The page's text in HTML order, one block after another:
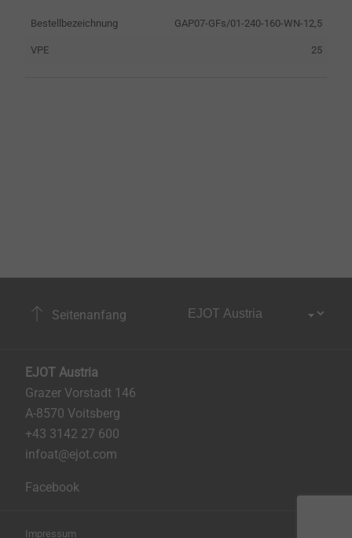
Bestellbezeichnung GAP07-GFs/01-240-160-WN-12,5
VPE 25
Seitenanfang
EJOT Austria
Grazer Vorstadt 146
A-8570 Voitsberg
+43 3142 27 600
infoat@ejot.com
Facebook
Impressum